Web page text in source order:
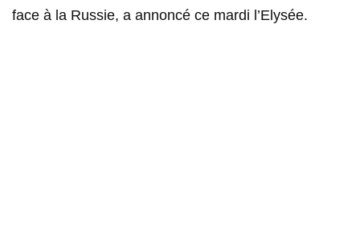
face à la Russie, a annoncé ce mardi l’Elysée.